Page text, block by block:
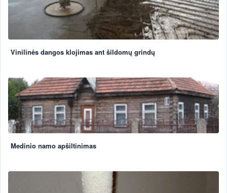
Vinilinės dangos klojimas ant šildomų grindų
Medinio namo apšiltinimas